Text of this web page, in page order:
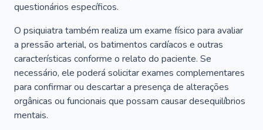
questionários específicos.
O psiquiatra também realiza um exame físico para avaliar
a pressão arterial, os batimentos cardíacos e outras
características conforme o relato do paciente. Se
necessário, ele poderá solicitar exames complementares
para confirmar ou descartar a presença de alterações
orgânicas ou funcionais que possam causar desequilíbrios
mentais.